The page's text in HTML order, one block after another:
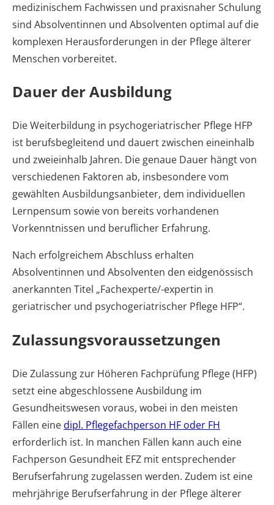
medizinischem Fachwissen und praxisnaher Schulung
sind Absolventinnen und Absolventen optimal auf die
komplexen Herausforderungen in der Pflege älterer
Menschen vorbereitet.
Dauer der Ausbildung
Die Weiterbildung in psychogeriatrischer Pflege HFP
ist berufsbegleitend und dauert zwischen eineinhalb
und zweieinhalb Jahren. Die genaue Dauer hängt von
verschiedenen Faktoren ab, insbesondere vom
gewählten Ausbildungsanbieter, dem individuellen
Lernpensum sowie von bereits vorhandenen
Vorkenntnissen und beruflicher Erfahrung.
Nach erfolgreichem Abschluss erhalten
Absolventinnen und Absolventen den eidgenössisch
anerkannten Titel „Fachexperte/-expertin in
geriatrischer und psychogeriatrischer Pflege HFP“.
Zulassungsvoraussetzungen
Die Zulassung zur Höheren Fachprüfung Pflege (HFP)
setzt eine abgeschlossene Ausbildung im
Gesundheitswesen voraus, wobei in den meisten
Fällen einedipl. Pflegefachperson HF oder FH
erforderlich ist. In manchen Fällen kann auch eine
Fachperson Gesundheit EFZ mit entsprechender
Berufserfahrung zugelassen werden. Zudem ist eine
mehrjährige Berufserfahrung in der Pflege älterer